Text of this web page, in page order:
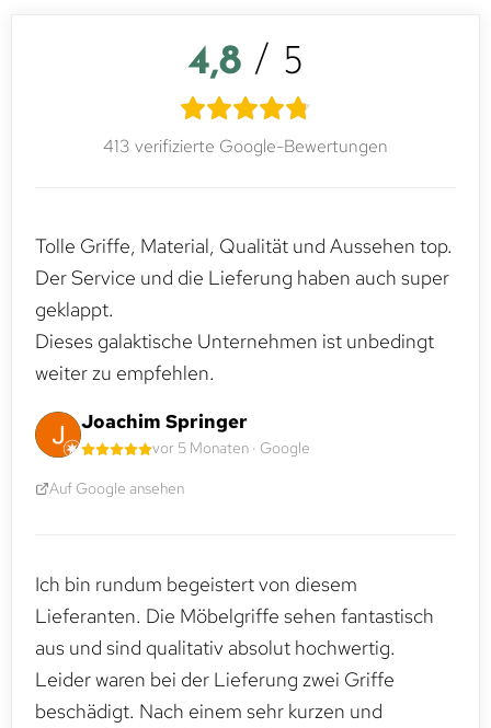
4,8 / 5
413 verifizierte Google-Bewertungen
Tolle Griffe, Material, Qualität und Aussehen top.
Der Service und die Lieferung haben auch super
geklappt.
Dieses galaktische Unternehmen ist unbedingt
weiter zu empfehlen.
Joachim Springer
vor 5 Monaten · Google
Auf Google ansehen
Ich bin rundum begeistert von diesem
Lieferanten. Die Möbelgriffe sehen fantastisch
aus und sind qualitativ absolut hochwertig.
Leider waren bei der Lieferung zwei Griffe
beschädigt. Nach einem sehr kurzen und